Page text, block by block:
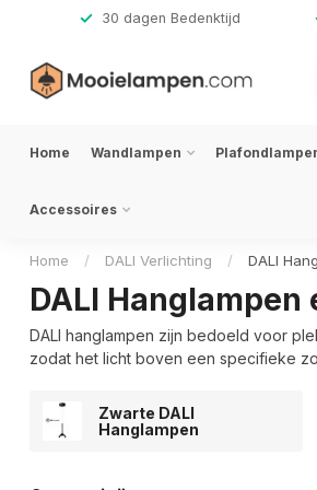
30 dagen Bedenktijd
Home Wandlampen
Accessoires
Home / DALI Verlichting / DALI
DALI
DALI hanglampen zijn bedoeld voor
zodat het licht boven een specifieke
Zwarte DALI
Hanglampen